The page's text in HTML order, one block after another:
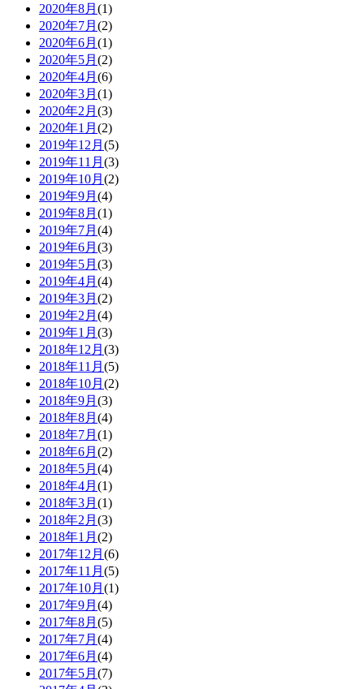
2020年8月 (1)
2020年7月 (2)
2020年6月 (1)
2020年5月 (2)
2020年4月 (6)
2020年3月 (1)
2020年2月 (3)
2020年1月 (2)
2019年12月 (5)
2019年11月 (3)
2019年10月 (2)
2019年9月 (4)
2019年8月 (1)
2019年7月 (4)
2019年6月 (3)
2019年5月 (3)
2019年4月 (4)
2019年3月 (2)
2019年2月 (4)
2019年1月 (3)
2018年12月 (3)
2018年11月 (5)
2018年10月 (2)
2018年9月 (3)
2018年8月 (4)
2018年7月 (1)
2018年6月 (2)
2018年5月 (4)
2018年4月 (1)
2018年3月 (1)
2018年2月 (3)
2018年1月 (2)
2017年12月 (6)
2017年11月 (5)
2017年10月 (1)
2017年9月 (4)
2017年8月 (5)
2017年7月 (4)
2017年6月 (4)
2017年5月 (7)